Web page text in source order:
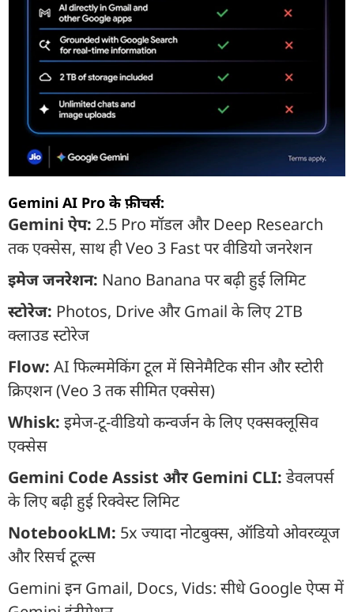
Gemini AI Pro के फ़ीचर्स:
Gemini ऐप: 2.5 Pro मॉडल और Deep Research
तक एक्सेस, साथ ही Veo 3 Fast पर वीडियो जनरेशन
इमेज जनरेशन: Nano Banana पर बढ़ी हुई लिमिट
स्टोरेज: Photos, Drive और Gmail के लिए 2TB
क्लाउड स्टोरेज
Flow: AI फिल्ममेकिंग टूल में सिनेमैटिक सीन और स्टोरी
क्रिएशन (Veo 3 तक सीमित एक्सेस)
Whisk: इमेज-टू-वीडियो कन्वर्जन के लिए एक्सक्लूसिव
एक्सेस
Gemini Code Assist और Gemini CLI:डेवलपर्स
के लिए बढ़ी हुई रिक्वेस्ट लिमिट
NotebookLM: 5x ज्यादा नोटबुक्स, ऑडियो ओवरव्यूज
और रिसर्च टूल्स
Gemini इन Gmail, Docs, Vids: सीधे Google ऐप्स में